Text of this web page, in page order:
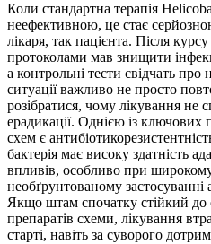
Коли стандартна терапія
неефективною, це стає
лікаря, так пацієнта. Після
протоколами мав знищити
а контрольні тести свідчать про
ситуації важливо не просто
розібратися, чому лікування не
ерадикації. Однією із ключових
схем є
бактерія має високу здатність
впливів, особливо при
необґрунтованому застосуванні
Якщо штам спочатку стійкий до
препаратів схеми, лікування
старті, навіть за суворого